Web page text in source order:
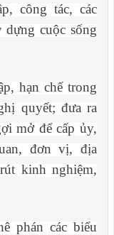
công tác, các
cuộc sống
hạn chế trong
quyết; đưa ra
mở để cấp ủy,
đơn vị, địa
kinh nghiệm,
phán các biểu